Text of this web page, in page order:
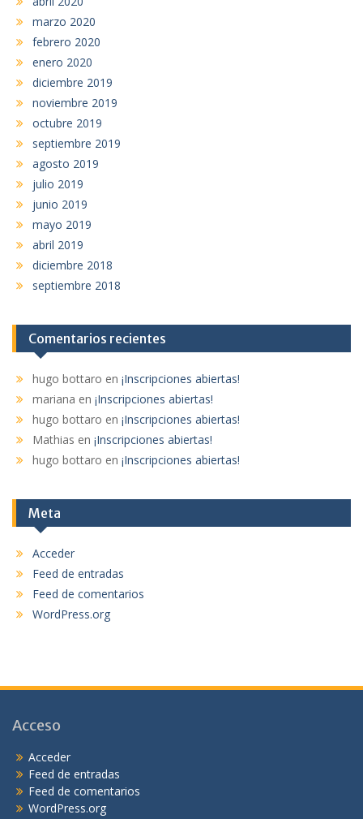
marzo 2020
febrero 2020
enero 2020
diciembre 2019
noviembre 2019
octubre 2019
septiembre 2019
agosto 2019
julio 2019
junio 2019
mayo 2019
abril 2019
diciembre 2018
septiembre 2018
Comentarios recientes
hugo bottaro en ¡Inscripciones abiertas!
mariana en ¡Inscripciones abiertas!
hugo bottaro en ¡Inscripciones abiertas!
Mathias en ¡Inscripciones abiertas!
hugo bottaro en ¡Inscripciones abiertas!
Meta
Acceder
Feed de entradas
Feed de comentarios
WordPress.org
Acceso
Acceder
Feed de entradas
Feed de comentarios
WordPress.org